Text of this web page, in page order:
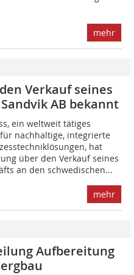
mehr
Verkauf seines
AB bekannt
ein weltweit tätiges
nachhaltige, integrierte
hat
über den Verkauf seines
an den schwedischen...
mehr
Aufbereitung